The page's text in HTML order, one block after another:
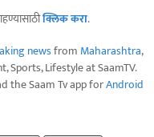
क्लिक करा.
newsfrom Maharashtra,
Sports, Lifestyle at SaamTV.
the Saam Tv app forAndroid